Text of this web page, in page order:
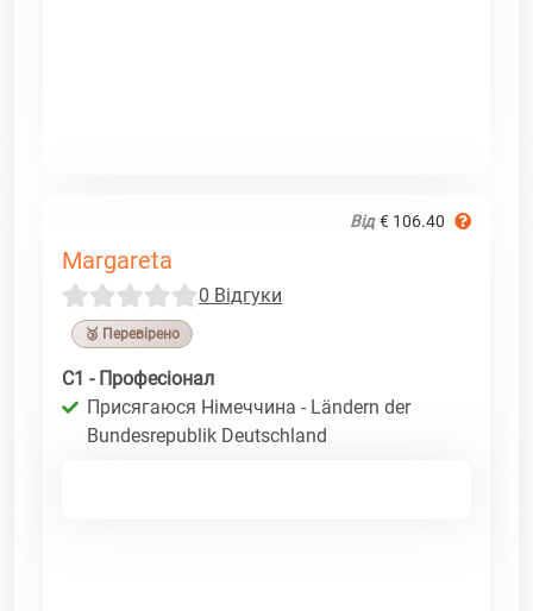
Від € 106.40
Margareta
0 Відгуки
🥉 Перевірено
C1 - Професіонал
Присягаюся Німеччина - Ländern der
Bundesrepublik Deutschland